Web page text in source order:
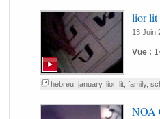
lior lit
13 Juin
Vue :
hebreu, january, lior, lit, family,
NOA